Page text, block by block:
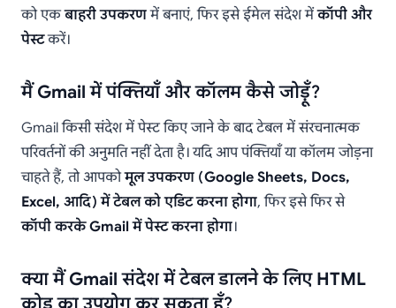
को एकबाहरी उपकरणमें बनाएं, फिर इसे ईमेल संदेश मेंकॉपी और
पेस्टकरें।
मैं Gmail में पंक्तियाँ और कॉलम कैसे जोड़ूँ?
Gmail किसी संदेश में पेस्ट किए जाने के बाद टेबल में संरचनात्मक
परिवर्तनों की अनुमति नहीं देता है। यदि आप पंक्तियाँ या कॉलम जोड़ना
चाहते हैं, तो आपकोमूल उपकरण (Google Sheets, Docs,
Excel, आदि) में टेबल को एडिट करना होगा, फिर इसे फिर से
कॉपी करके Gmail में पेस्ट करना होगा।
क्या मैं Gmail संदेश में टेबल डालने के लिए HTML